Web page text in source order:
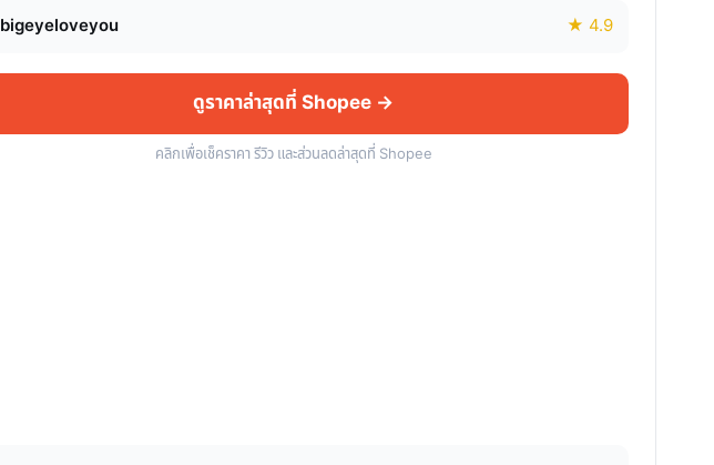
bigeyeloveyou ★ 4.9
ดูราคาล่าสุดที่ Shopee →
คลิกเพื่อเช็คราคา รีวิว และส่วนลดล่าสุดที่ Shopee